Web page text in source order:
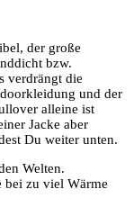
der große
bzw.
verdrängt die
und der
alleine ist
Jacke aber
Du weiter unten.
Welten.
bei zu viel Wärme